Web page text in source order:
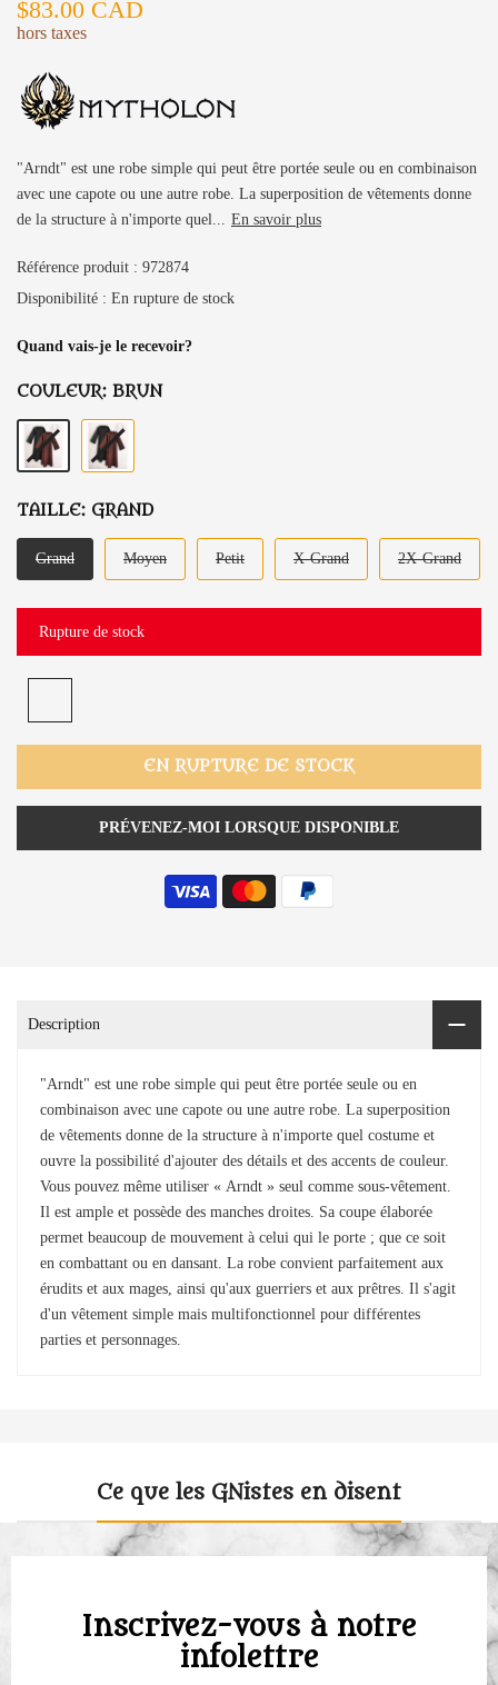
$83.00 CAD
hors taxes
"Arndt" est une robe simple qui peut être portée seule ou en combinaison
avec une capote ou une autre robe. La superposition de vêtements donne
de la structure à n'importe quel...
En savoir plus
Référence produit : 972874
Disponibilité : En rupture de stock
Quand vais-je le recevoir?
COULEUR: BRUN
TAILLE: GRAND
Grand Moyen Petit X-Grand 2X-Grand
Rupture de stock
EN RUPTURE DE STOCK
PRÉVENEZ-MOI LORSQUE DISPONIBLE
Description
"Arndt" est une robe simple qui peut être portée seule ou en
combinaison avec une capote ou une autre robe. La superposition
de vêtements donne de la structure à n'importe quel costume et
ouvre la possibilité d'ajouter des détails et des accents de couleur.
Vous pouvez même utiliser « Arndt » seul comme sous-vêtement.
Il est ample et possède des manches droites. Sa coupe élaborée
permet beaucoup de mouvement à celui qui le porte ; que ce soit
en combattant ou en dansant. La robe convient parfaitement aux
érudits et aux mages, ainsi qu'aux guerriers et aux prêtres. Il s'agit
d'un vêtement simple mais multifonctionnel pour différentes
parties et personnages.
Ce que les GNistes en disent
Inscrivez-vous à notre
infolettre